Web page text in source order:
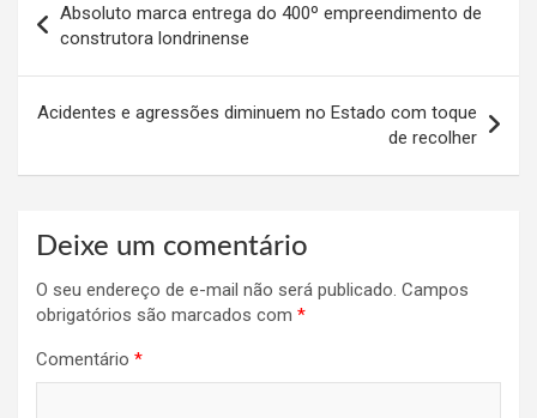
de
Post
Absoluto marca entrega do 400º empreendimento de
construtora londrinense
Acidentes e agressões diminuem no Estado com toque
de recolher
Deixe um comentário
O seu endereço de e-mail não será publicado. Campos
obrigatórios são marcados com *
Comentário *